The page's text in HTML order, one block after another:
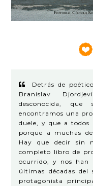
Detrás de
Branislav
desconocida, que
encontramos una
duele, y que a todos
porque a muchas
Hay que decir sin
completo libro de
ocurrido, y nos han
últimas décadas
protagonista